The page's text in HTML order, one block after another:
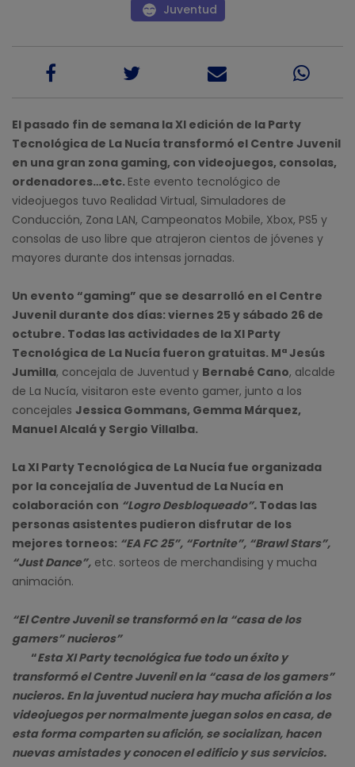
Juventud
El pasado fin de semana la XI edición de la Party
Tecnológica de La Nucía transformó el Centre Juvenil
en una gran zona gaming, con videojuegos, consolas,
ordenadores…etc. Este evento tecnológico de
videojuegos tuvo Realidad Virtual, Simuladores de
Conducción, Zona LAN, Campeonatos Mobile, Xbox, PS5 y
consolas de uso libre que atrajeron cientos de jóvenes y
mayores durante dos intensas jornadas.
Un evento “gaming” que se desarrolló en el Centre
Juvenil durante dos días: viernes 25 y sábado 26 de
octubre. Todas las actividades de la XI Party
Tecnológica de La Nucía fueron gratuitas. Mª Jesús
Jumilla, concejala de Juventud y Bernabé Cano, alcalde
de La Nucía, visitaron este evento gamer, junto a los
concejales Jessica Gommans, Gemma Márquez,
Manuel Alcalá y Sergio Villalba.
La XI Party Tecnológica de La Nucía fue organizada
por la concejalía de Juventud de La Nucía en
colaboración con “Logro Desbloqueado”. Todas las
personas asistentes pudieron disfrutar de los
mejores torneos: “EA FC 25”, “Fortnite”, “Brawl Stars”,
“Just Dance”, etc. sorteos de merchandising y mucha
animación.
“El Centre Juvenil se transformó en la “casa de los
gamers” nucieros”
“Esta XI Party tecnológica fue todo un éxito y
transformó el Centre Juvenil en la “casa de los gamers”
nucieros. En la juventud nuciera hay mucha afición a los
videojuegos per normalmente juegan solos en casa, de
esta forma comparten su afición, se socializan, hacen
nuevas amistades y conocen el edificio y sus servicios.